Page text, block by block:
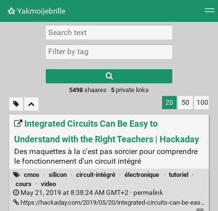
Yakmoijebrille
Picture wall
results.
5498shaares · 5private links
20 50 100
Integrated Circuits Can Be Easy to
Understand with the Right Teachers | Hackaday
Des maquettes à la c'est pas sorcier pour comprendre
le fonctionnement d'un circuit intégré
cmos · silicon · circuit-intégré · électronique · tutoriel
·
cours
· video
May 21, 2019 at 8:38:24 AM GMT+2 · permalink
https://hackaday.com/2019/05/20/integrated-circuits-can-be-easy-to-understand-with-the-right-teachers/